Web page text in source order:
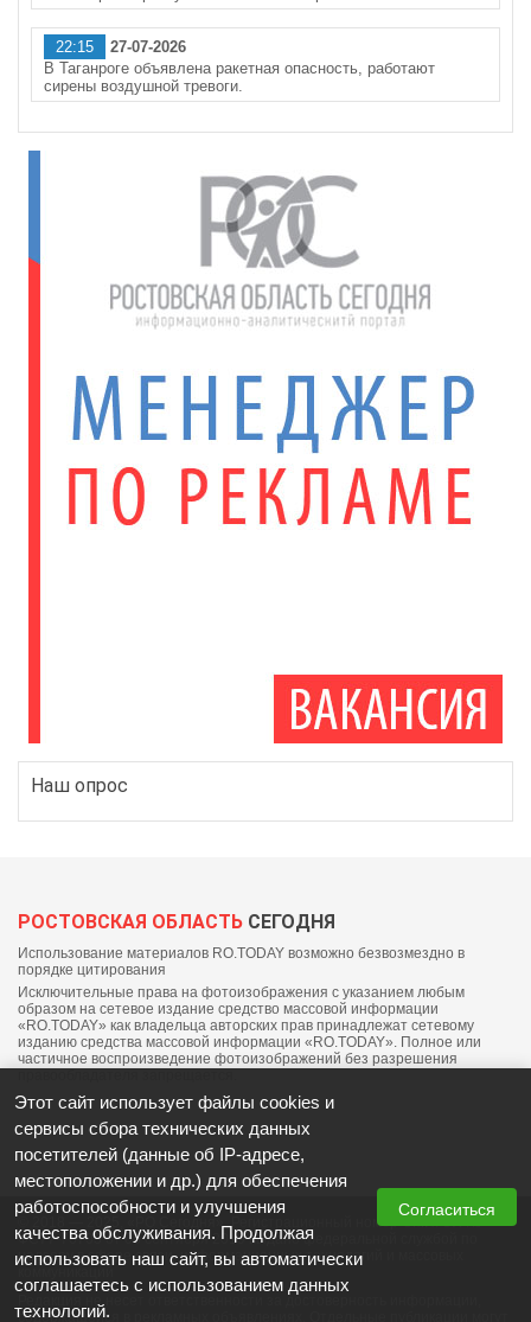
22:15
27-07-2026
В Таганроге объявлена ракетная опасность, работают
сирены воздушной тревоги.
Наш опрос
РОСТОВСКАЯ ОБЛАСТЬ СЕГОДНЯ
Использование материалов RO.TODAY возможно безвозмездно в
порядке цитирования
Исключительные права на фотоизображения с указанием любым
образом на сетевое издание средство массовой информации
«RO.TODAY» как владельца авторских прав принадлежат сетевому
изданию средства массовой информации «RO.TODAY». Полное или
частичное воспроизведение фотоизображений без разрешения
© 2018 — 2025, «РО Сегодня». Регистрационный номер СМИ: ЭЛ №
ФС77-76703 от 06 сентября 2019 выдано федеральной службой по
надзору в сфере связи, информационных технологий и массовых
Редакция не несет ответственности за достоверность информации,
содержащейся в рекламных объявлениях. Отдельные публикации могут
Этот сайт использует файлы cookies и
сервисы сбора технических данных
посетителей (данные об IP-адресе,
местоположении и др.) для обеспечения
работоспособности и улучшения
качества обслуживания. Продолжая
использовать наш сайт, вы автоматически
соглашаетесь с использованием данных
технологий.
Согласиться